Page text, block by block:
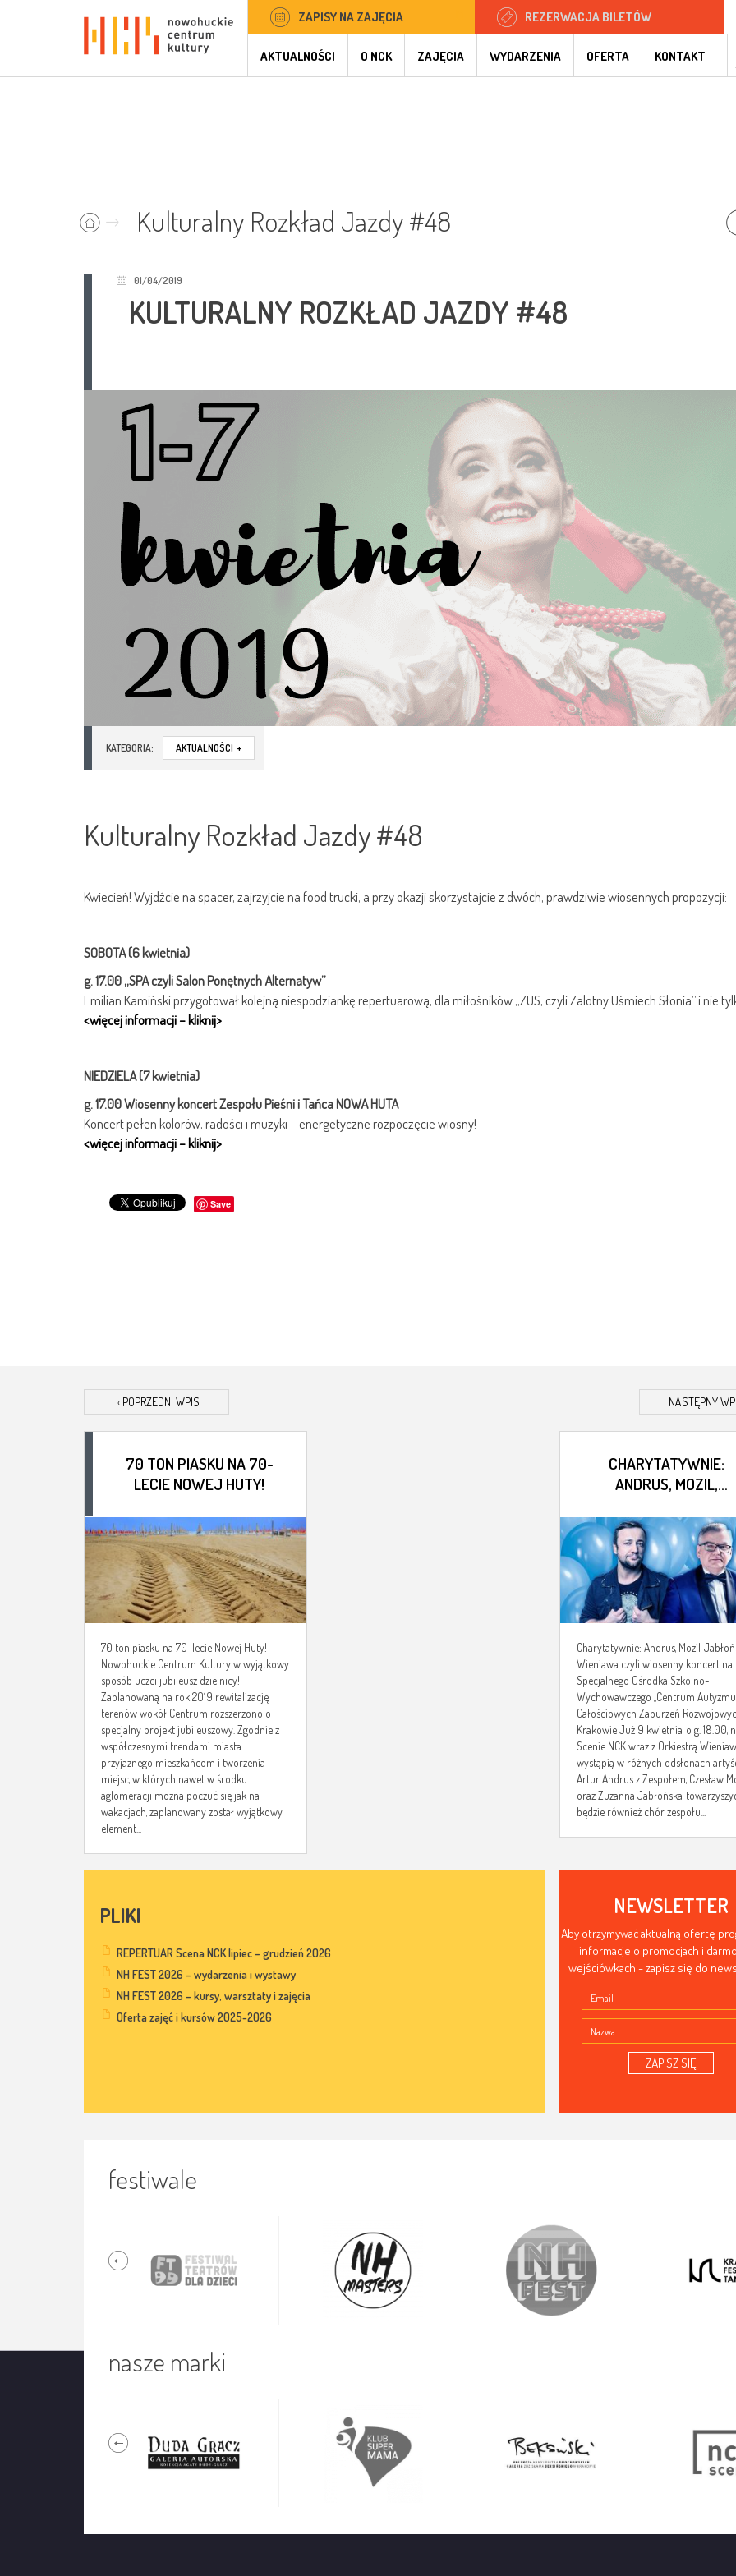
ZAPISY NA ZAJĘCIA REZERWACJA BILETÓW
AKTUALNOŚCI O NCK ZAJĘCIA WYDARZENIA OFERTA KONTAKT
Kulturalny Rozkład Jazdy #48
01/04/2019
KULTURALNY ROZKŁAD JAZDY #48
KATEGORIA: AKTUALNOŚCI +
Kulturalny Rozkład Jazdy #48
Kwiecień! Wyjdźcie na spacer, zajrzyjcie na food trucki, a przy okazji skorzystajcie z dwóch, prawdziwie wiosennych propozycji:
SOBOTA (6 kwietnia)
g. 17.00 „SPA czyli Salon Ponętnych Alternatyw”
Emilian Kamiński przygotował kolejną niespodziankę repertuarową, dla miłośników „ZUS, czyli Zalotny Uśmiech Słonia” i nie
<więcej informacji – kliknij>
NIEDZIELA (7 kwietnia)
g. 17.00 Wiosenny koncert Zespołu Pieśni i Tańca NOWA HUTA
Koncert pełen kolorów, radości i muzyki – energetyczne rozpoczęcie wiosny!
<więcej informacji – kliknij>
Save
‹ POPRZEDNI WPIS
70 TON PIASKU NA 70-
LECIE NOWEJ HUTY!
70 ton piasku na 70-lecie Nowej Huty!
Nowohuckie Centrum Kultury w wyjątkowy
sposób uczci jubileusz dzielnicy!
Zaplanowaną na rok 2019 rewitalizację
terenów wokół Centrum rozszerzono o
specjalny projekt jubileuszowy. Zgodnie z
współczesnymi trendami miasta
przyjaznego mieszkańcom i tworzenia
miejsc, w których nawet w środku
aglomeracji można poczuć się jak na
wakacjach, zaplanowany został wyjątkowy
element...
NASTĘPNY
CHARYTATYWNIE:
ANDRUS, MOZIL,
Charytatywnie: Andrus, Mozil,
Wieniawa czyli wiosenny koncert na
Specjalnego Ośrodka Szkolno-
Wychowawczego „Centrum
Całościowych Zaburzeń
Krakowie Już 9 kwietnia, o g. 18.00,
Scenie NCK wraz z Orkiestrą
wystąpią w różnych odsłonach
Artur Andrus z Zespołem, Czesław
oraz Zuzanna Jabłońska,
będzie również chór zespołu...
PLIKI
REPERTUAR Scena NCK lipiec – grudzień 2026
NH FEST 2026 – wydarzenia i wystawy
NH FEST 2026 – kursy, warsztaty i zajęcia
Oferta zajęć i kursów 2025-2026
NEWSLETTER
Aby otrzymywać aktualną ofertę
informacje o promocjach i
wejściówkach - zapisz się do
ZAPISZ SIĘ
festiwale
nasze marki